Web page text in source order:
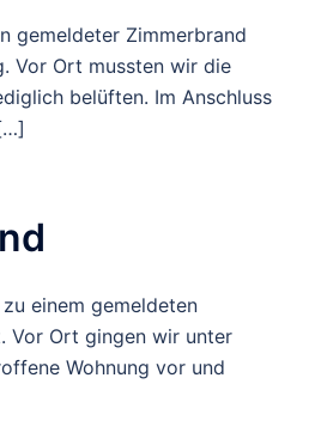
gemeldeter Zimmerbrand
Vor Ort mussten wir die
belüften. Im Anschluss
einem gemeldeten
Vor Ort gingen wir unter
Wohnung vor und